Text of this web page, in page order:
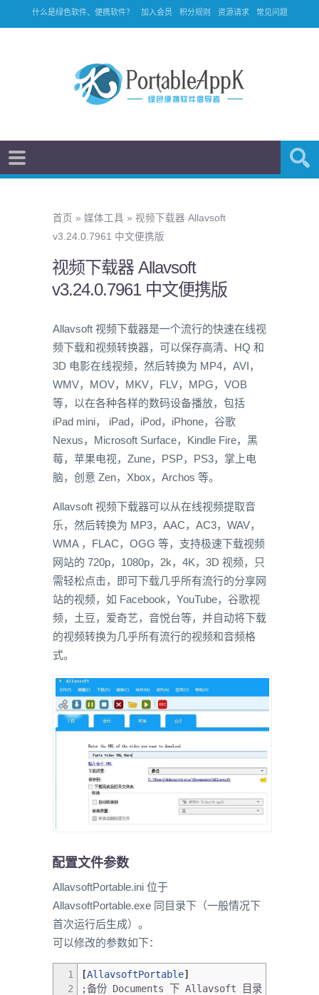
什么是绿色软件、便携软件？ 加入会员 积分规则 资源请求 常见问题
首页 » 媒体工具 » 视频下载器 Allavsoft
v3.24.0.7961 中文便携版
视频下载器 Allavsoft
v3.24.0.7961 中文便携版
Allavsoft 视频下载器是一个流行的快速在线视
频下载和视频转换器，可以保存高清、HQ 和
3D 电影在线视频，然后转换为 MP4，AVI，
WMV，MOV，MKV，FLV，MPG，VOB
等，以在各种各样的数码设备播放，包括
iPad mini， iPad，iPod，iPhone，谷歌
Nexus，Microsoft Surface，Kindle Fire，黑
莓，苹果电视，Zune，PSP，PS3，掌上电
脑，创意 Zen，Xbox，Archos 等。
Allavsoft 视频下载器可以从在线视频提取音
乐，然后转换为 MP3，AAC，AC3，WAV，
WMA ，FLAC，OGG 等，支持极速下载视频
网站的 720p，1080p，2k，4K，3D 视频，只
需轻松点击，即可下载几乎所有流行的分享网
站的视频，如 Facebook，YouTube，谷歌视
频，土豆，爱奇艺，音悦台等，并自动将下载
的视频转换为几乎所有流行的视频和音频格
式。
配置文件参数
AllavsoftPortable.ini 位于
AllavsoftPortable.exe 同目录下（一般情况下
首次运行后生成）。
可以修改的参数如下：
1
2
[AllavsoftPortable]
;备份 Documents 下 Allavsoft 目录